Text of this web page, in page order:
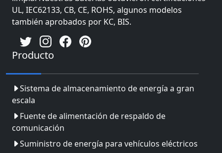
UL, IEC62133, CB, CE, ROHS, algunos modelos
también aprobados por KC, BIS.
Producto
Sistema de almacenamiento de energía a gran
escala
Fuente de alimentación de respaldo de
comunicación
Suministro de energía para vehículos eléctricos